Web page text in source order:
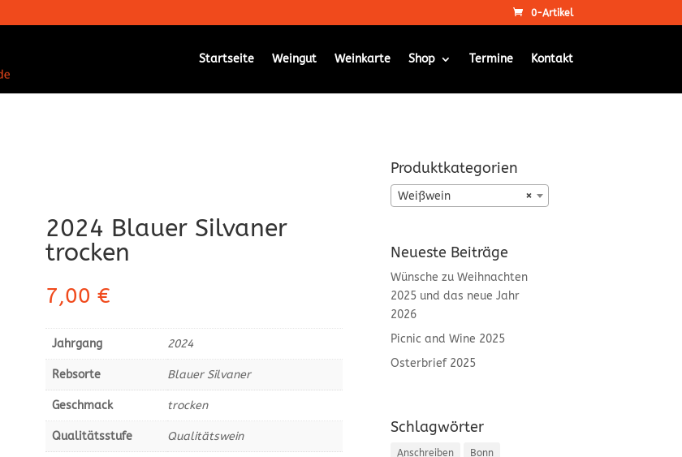
0-Artikel
Startseite Weingut Weinkarte Shop Termine Kontakt
2024 Blauer Silvaner
trocken
7,00 €
Jahrgang 2024
Rebsorte Blauer Silvaner
Geschmack trocken
Qualitätsstufe Qualitätswein
Produktkategorien
×
Weißwein
Neueste Beiträge
Wünsche zu Weihnachten
2025 und das neue Jahr
2026
Picnic and Wine 2025
Osterbrief 2025
Schlagwörter
Anschreiben Bonn